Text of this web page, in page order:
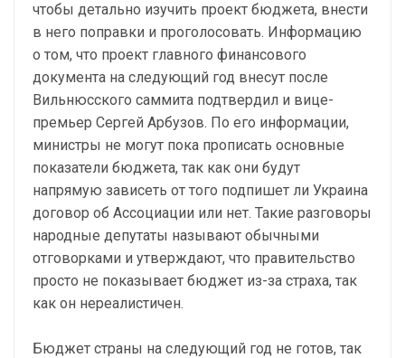
чтобы детально изучить проект бюджета, внести
в него поправки и проголосовать. Информацию
о том, что проект главного финансового
документа на следующий год внесут после
Вильнюсского саммита подтвердил и вице-
премьер Сергей Арбузов. По его информации,
министры не могут пока прописать основные
показатели бюджета, так как они будут
напрямую зависеть от того подпишет ли Украина
договор об Ассоциации или нет. Такие разговоры
народные депутаты называют обычными
отговорками и утверждают, что правительство
просто не показывает бюджет из-за страха, так
как он нереалистичен.
Бюджет страны на следующий год не готов, так